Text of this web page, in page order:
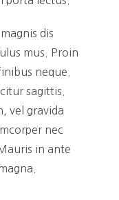
dis
mus. Proin
neque.
sagittis.
vel gravida
nec
in ante